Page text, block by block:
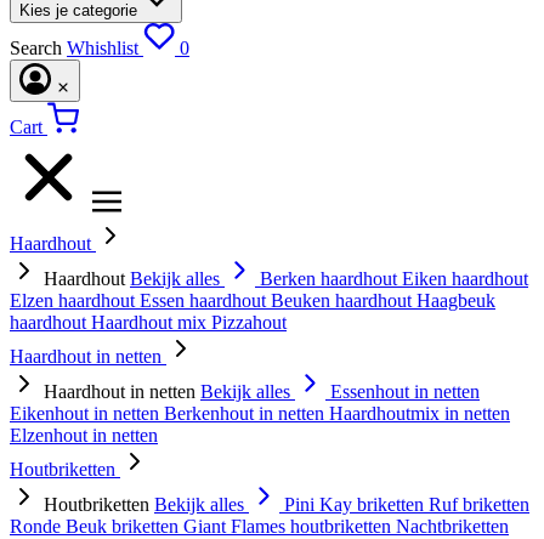
Kies je categorie
Search Whishlist 0
Cart
Haardhout
Haardhout Bekijk alles Berken haardhout Eiken haardhout
Elzen haardhout Essen haardhout Beuken haardhout Haagbeuk
haardhout Haardhout mix Pizzahout
Haardhout in netten
Haardhout in netten Bekijk alles
Essenhout in netten
Eikenhout in netten Berkenhout in netten Haardhoutmix in netten
Elzenhout in netten
Houtbriketten
Houtbriketten Bekijk alles Pini Kay briketten Ruf briketten
Ronde Beuk briketten Giant Flames houtbriketten Nachtbriketten